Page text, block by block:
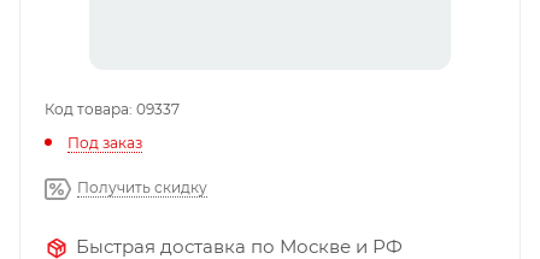
Код товара: 09337
Под заказ
Получить скидку
Быстрая доставка по Москве и РФ